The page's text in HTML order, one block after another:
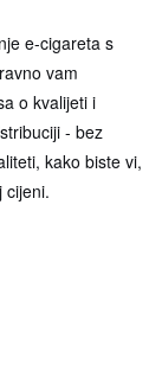
e-cigareta s
vam
o kvalijeti i
- bez
kako biste vi,
cijeni.